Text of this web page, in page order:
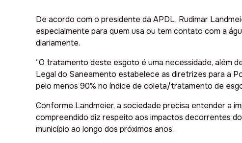
De acordo com o presidente da APDL, Rudimar
especialmente para quem usa ou tem contato com a
diariamente.
“O tratamento deste esgoto é uma necessidade, além
Legal do Saneamento estabelece as diretrizes para a
pelo menos 90% no índice de coleta/tratamento de
Conforme Landmeier, a sociedade precisa entender a
compreendido diz respeito aos impactos decorrentes
município ao longo dos próximos anos.